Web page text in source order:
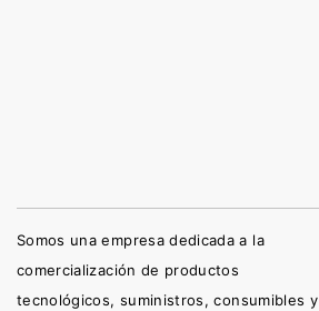
Somos una empresa dedicada a la
comercialización de productos
tecnológicos, suministros, consumibles y